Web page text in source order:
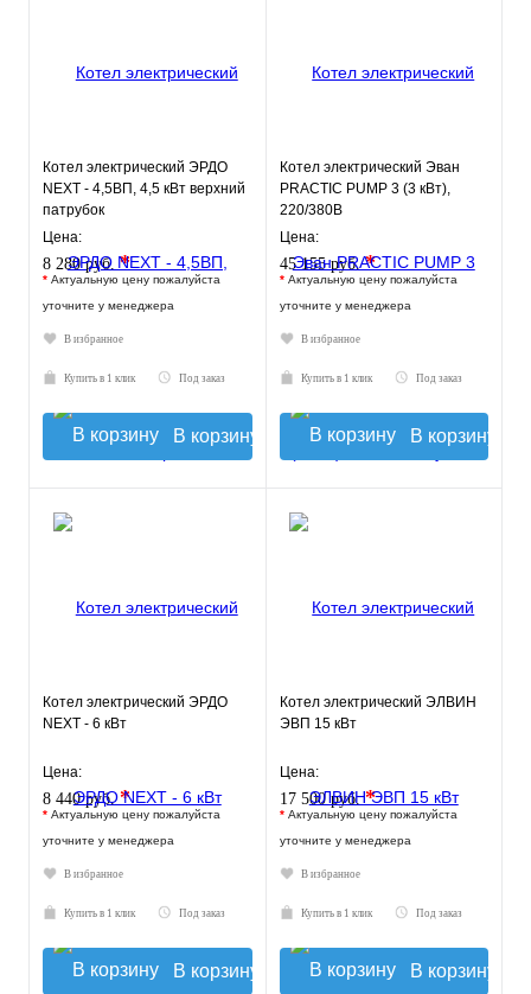
Котел электрический ЭРДО
NEXT - 4,5ВП, 4,5 кВт верхний
патрубок
Цена:
8 280 руб.*
* Актуальную цену пожалуйста
уточните у менеджера
В избранное
Купить в 1 клик Под заказ
В корзину
Котел электрический Эван
PRACTIC PUMP 3 (3 кВт),
220/380В
Цена:
45 155 руб.*
* Актуальную цену пожалуйста
уточните у менеджера
В избранное
Купить в 1 клик Под заказ
В корзину
Котел электрический ЭРДО
NEXT - 6 кВт
Цена:
8 440 руб.*
* Актуальную цену пожалуйста
уточните у менеджера
В избранное
Купить в 1 клик Под заказ
В корзину
Котел электрический ЭЛВИН
ЭВП 15 кВт
Цена:
17 500 руб.*
* Актуальную цену пожалуйста
уточните у менеджера
В избранное
Купить в 1 клик Под заказ
В корзину